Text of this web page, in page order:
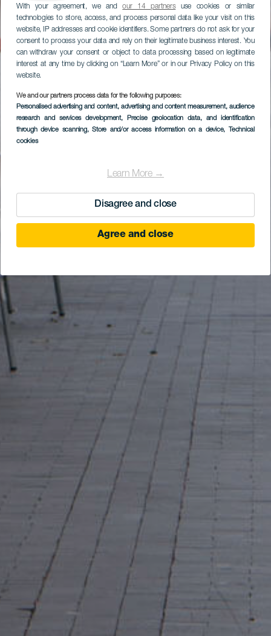
With your agreement, we andour 14 partnersuse cookies or similar
technologies to store, access, and process personal data like your visit on this
website, IP addresses and cookie identifiers. Some partners do not ask for your
consent to process your data and rely on their legitimate business interest. You
can withdraw your consent or object to data processing based on legitimate
interest at any time by clicking on “Learn More” or in our Privacy Policy on this
website.
We and our partners process data for the following purposes:
Personalised advertising and content, advertising and content measurement, audience
research and services development, Precise geolocation data, and identification
through device scanning, Store and/or access information on a device, Technical
cookies
Learn More →
Disagree and close
Agree and close